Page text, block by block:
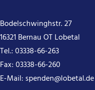
Talente
Bodelschwinghstr. 27
16321 Bernau OT Lobetal
Tel.: 03338-66-263
Fax: 03338-66-260
E-Mail: spenden@lobetal.de